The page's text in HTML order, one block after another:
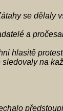
se dělaly
a
hlasitě
na